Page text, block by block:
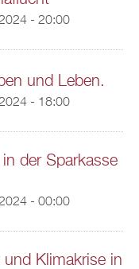
- 20:00
und Leben.
- 18:00
der Sparkasse
- 00:00
und Klimakrise in